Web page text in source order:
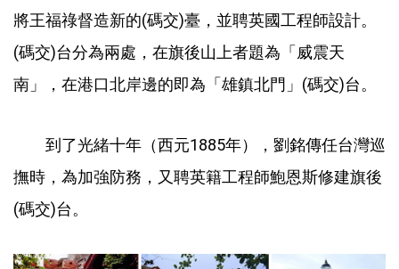
將王福祿督造新的(碼交)臺，並聘英國工程師設計。
(碼交)台分為兩處，在旗後山上者題為「威震天
南」，在港口北岸邊的即為「雄鎮北門」(碼交)台。
到了光緒十年（西元1885年），劉銘傳任台灣巡
撫時，為加強防務，又聘英籍工程師鮑恩斯修建旗後
(碼交)台。